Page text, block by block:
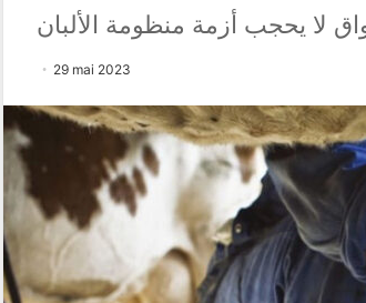
لا يحجب أزمة منظومة الألبان
29 mai 2023